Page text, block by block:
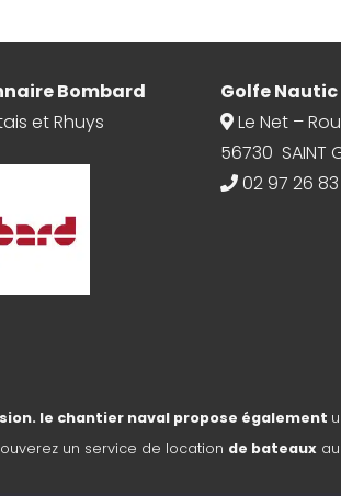
Bombard
et Rhuys
Golfe
Le Net –
56730 SAINT
02 97 26
le chantier naval propose également
un service de location de bateaux